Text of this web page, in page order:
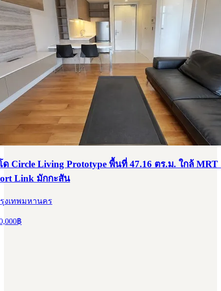
Circle Living Prototype พื้นที่ 47.16 ตร.ม. ใกล้ MRT
Link มักกะสัน
งเทพมหานคร
฿